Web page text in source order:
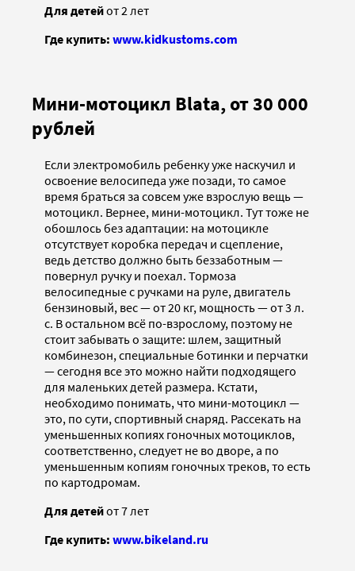
Для детейот 2 лет
Где купить: www.kidkustoms.com
Мини-мотоцикл Blata, от 30 000
рублей
Если электромобиль ребенку уже наскучил и
освоение велосипеда уже позади, то самое
время браться за совсем уже взрослую вещь —
мотоцикл. Вернее, мини-мотоцикл. Тут тоже не
обошлось без адаптации: на мотоцикле
отсутствует коробка передач и сцепление,
ведь детство должно быть беззаботным —
повернул ручку и поехал. Тормоза
велосипедные с ручками на руле, двигатель
бензиновый, вес — от 20 кг, мощность — от 3 л.
с. В остальном всё по-взрослому, поэтому не
стоит забывать о защите: шлем, защитный
комбинезон, специальные ботинки и перчатки
— сегодня все это можно найти подходящего
для маленьких детей размера. Кстати,
необходимо понимать, что мини-мотоцикл —
это, по сути, спортивный снаряд. Рассекать на
уменьшенных копиях гоночных мотоциклов,
соответственно, следует не во дворе, а по
уменьшенным копиям гоночных треков, то есть
по картодромам.
Для детейот 7 лет
Где купить: www.bikeland.ru